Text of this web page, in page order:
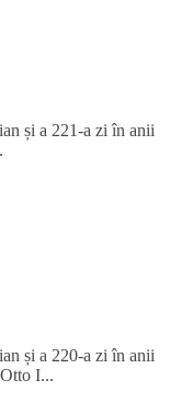
și a 221-a zi în anii
și a 220-a zi în anii
I...